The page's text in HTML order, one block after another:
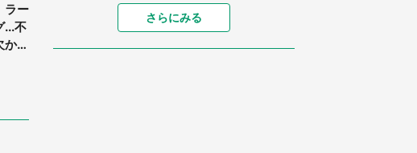
ラー
...不
せ
ドル高い」
「閉所恐怖症の私は新幹線で大パニ
ック。隣席の青年に『手を繋いで』
とお願いしたら...」 体験談に8万
さらにみる